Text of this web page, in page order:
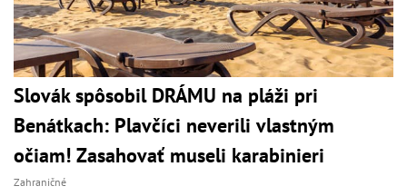
Slovák spôsobil DRÁMU na pláži pri
Benátkach: Plavčíci neverili vlastným
očiam! Zasahovať museli karabinieri
Zahraničné